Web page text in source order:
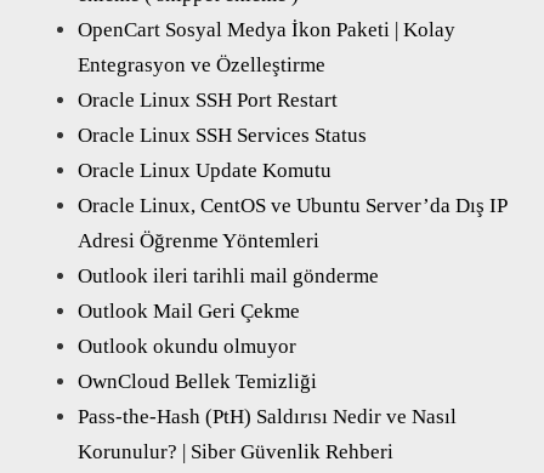
OpenCart Sosyal Medya İkon Paketi | Kolay
Entegrasyon ve Özelleştirme
Oracle Linux SSH Port Restart
Oracle Linux SSH Services Status
Oracle Linux Update Komutu
Oracle Linux, CentOS ve Ubuntu Server’da Dış IP
Adresi Öğrenme Yöntemleri
Outlook ileri tarihli mail gönderme
Outlook Mail Geri Çekme
Outlook okundu olmuyor
OwnCloud Bellek Temizliği
Pass-the-Hash (PtH) Saldırısı Nedir ve Nasıl
Korunulur? | Siber Güvenlik Rehberi